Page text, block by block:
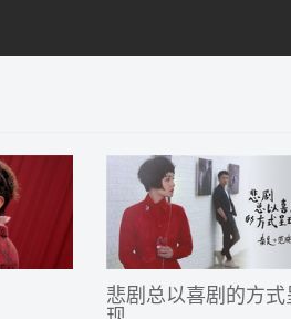
悲剧总以喜剧的方式